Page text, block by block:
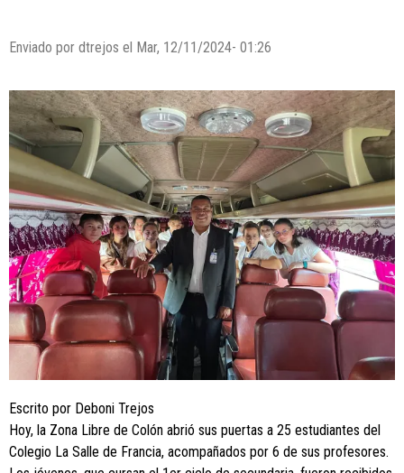
Enviado por dtrejos el Mar, 12/11/2024- 01:26
Escrito por Deboni Trejos
Hoy, la Zona Libre de Colón abrió sus puertas a 25 estudiantes del
Colegio La Salle de Francia, acompañados por 6 de sus profesores.